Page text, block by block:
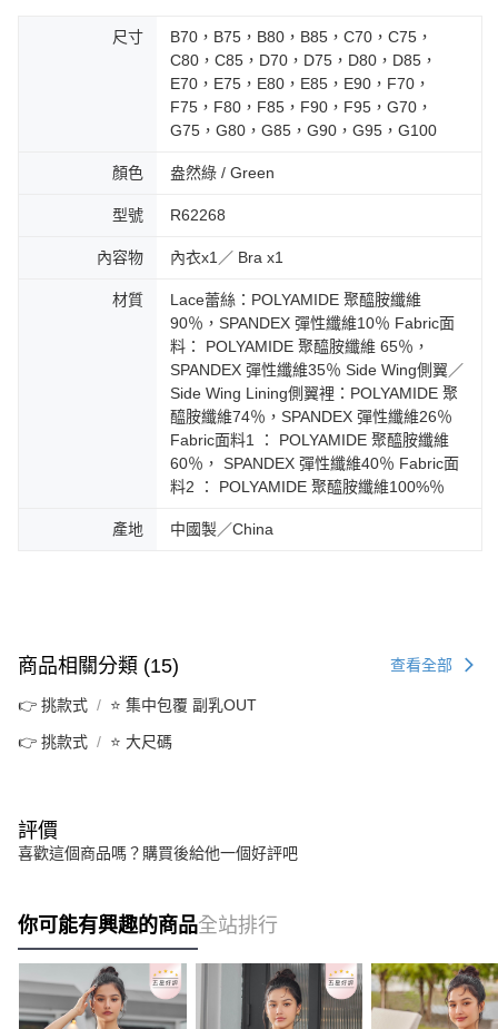
尺寸
B70，B75，B80，B85，C70，C75，
C80，C85，D70，D75，D80，D85，
E70，E75，E80，E85，E90，F70，
F75，F80，F85，F90，F95，G70，
G75，G80，G85，G90，G95，G100
顏色 盎然綠 / Green
型號 R62268
內容物 內衣x1／ Bra x1
材質
Lace蕾絲：POLYAMIDE 聚醯胺纖維
90％，SPANDEX 彈性纖維10％ Fabric面
料： POLYAMIDE 聚醯胺纖維 65％，
SPANDEX 彈性纖維35％ Side Wing側翼／
Side Wing Lining側翼裡：POLYAMIDE 聚
醯胺纖維74％，SPANDEX 彈性纖維26％
Fabric面料1 ： POLYAMIDE 聚醯胺纖維
60％， SPANDEX 彈性纖維40％ Fabric面
料2 ： POLYAMIDE 聚醯胺纖維100%％
產地 中國製／China
商品相關分類 (15) 查看全部
👉 挑款式 ⭐ 集中包覆 副乳OUT
👉 挑款式 ⭐ 大尺碼
評價
喜歡這個商品嗎？購買後給他一個好評吧
你可能有興趣的商品全站排行